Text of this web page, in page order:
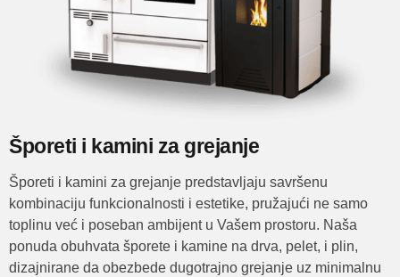
Šporeti i kamini za grejanje
Šporeti i kamini za grejanje predstavljaju savršenu
kombinaciju funkcionalnosti i estetike, pružajući ne samo
toplinu već i poseban ambijent u Vašem prostoru. Naša
ponuda obuhvata šporete i kamine na drva, pelet, i plin,
dizajnirane da obezbede dugotrajno grejanje uz minimalnu